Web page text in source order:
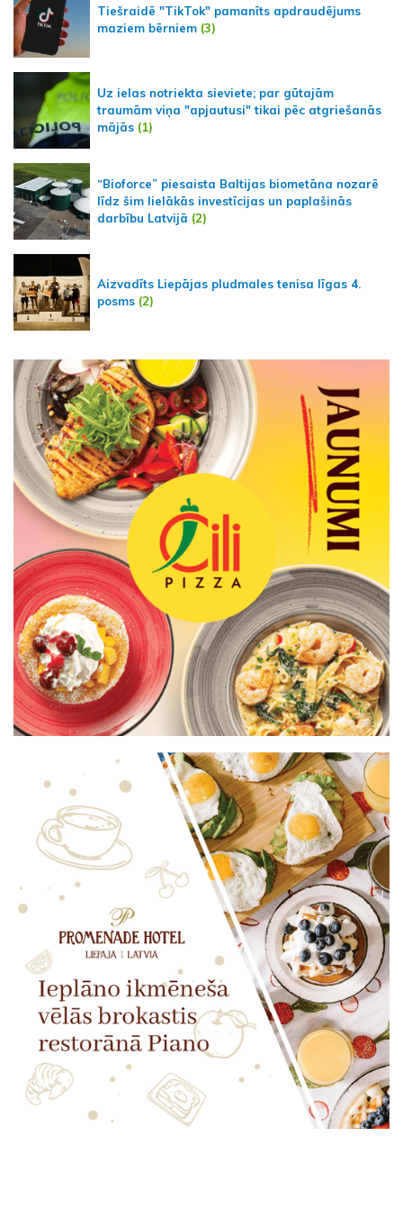
Tiešraidē "TikTok" pamanīts apdraudējums
maziem bērniem (3)
Uz ielas notriekta sieviete; par gūtajām
traumām viņa "apjautusi" tikai pēc atgriešanās
mājās (1)
“Bioforce” piesaista Baltijas biometāna nozarē
līdz šim lielākās investīcijas un paplašinās
darbību Latvijā (2)
Aizvadīts Liepājas pludmales tenisa līgas 4.
posms (2)